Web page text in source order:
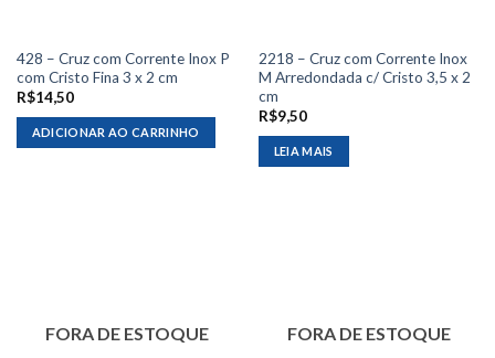
428 – Cruz com Corrente Inox P
com Cristo Fina 3 x 2 cm
R$14,50
ADICIONAR AO CARRINHO
2218 – Cruz com Corrente Inox
M Arredondada c/ Cristo 3,5 x 2
cm
R$9,50
LEIA MAIS
FORA DE ESTOQUE FORA DE ESTOQUE